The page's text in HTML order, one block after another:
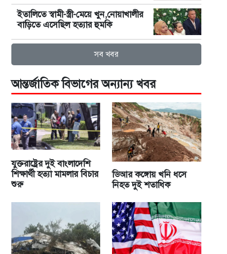
ইতালিতে স্বামী-স্ত্রী-মেয়ে খুন,নোয়াখালীর
বাড়িতে এসেছিল হত্যার হুমকি
সব খবর
আন্তর্জাতিক বিভাগের অন্যান্য খবর
যুক্তরাষ্ট্রের দুই বাংলাদেশি
শিক্ষার্থী হত্যা মামলার বিচার
শুরু
ডিআর কঙ্গোয় খনি ধসে
নিহত দুই শতাধিক